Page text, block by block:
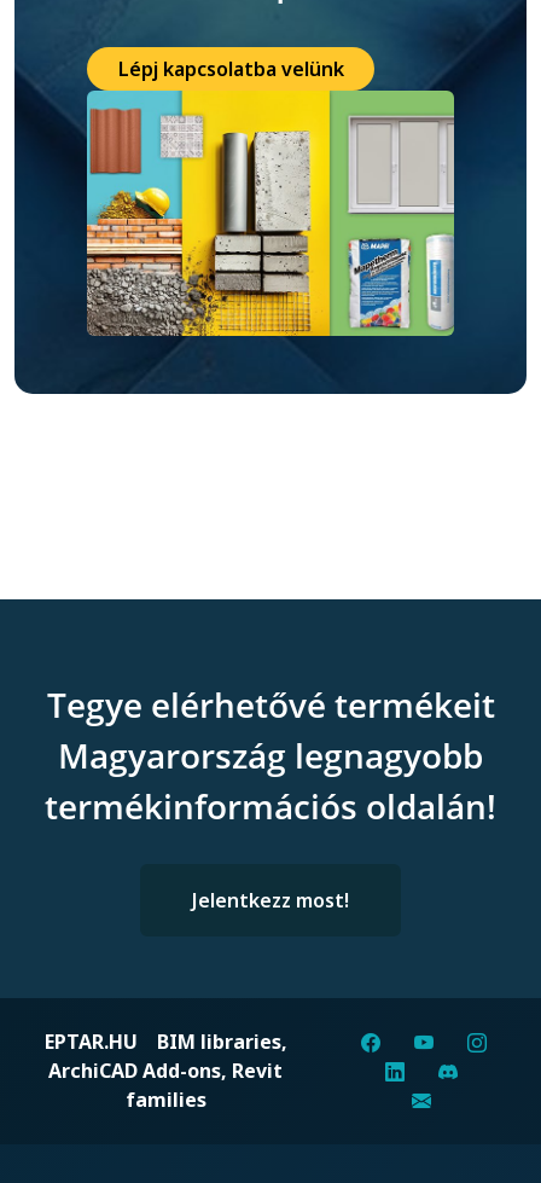
Lépj kapcsolatba velünk
Tegye elérhetővé termékeit
Magyarország legnagyobb
termékinformációs oldalán!
Jelentkezz most!
EPTAR.HU BIM libraries,
ArchiCAD Add-ons, Revit
families